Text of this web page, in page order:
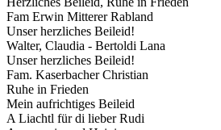
Fam Erwin Mitterer Rabland
Unser herzliches Beileid!
Walter, Claudia - Bertoldi Lana
Unser herzliches Beileid!
Fam. Kaserbacher Christian
Ruhe in Frieden
Mein aufrichtiges Beileid
A Liachtl für di lieber Rudi